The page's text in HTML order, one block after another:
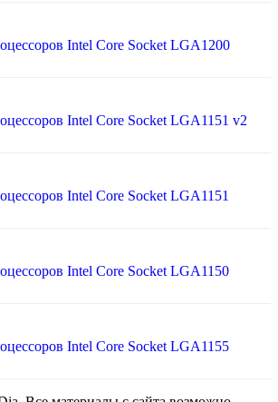
Intel Core Socket LGA1200
Intel Core Socket LGA1151 v2
Intel Core Socket LGA1151
Intel Core Socket LGA1150
Intel Core Socket LGA1155